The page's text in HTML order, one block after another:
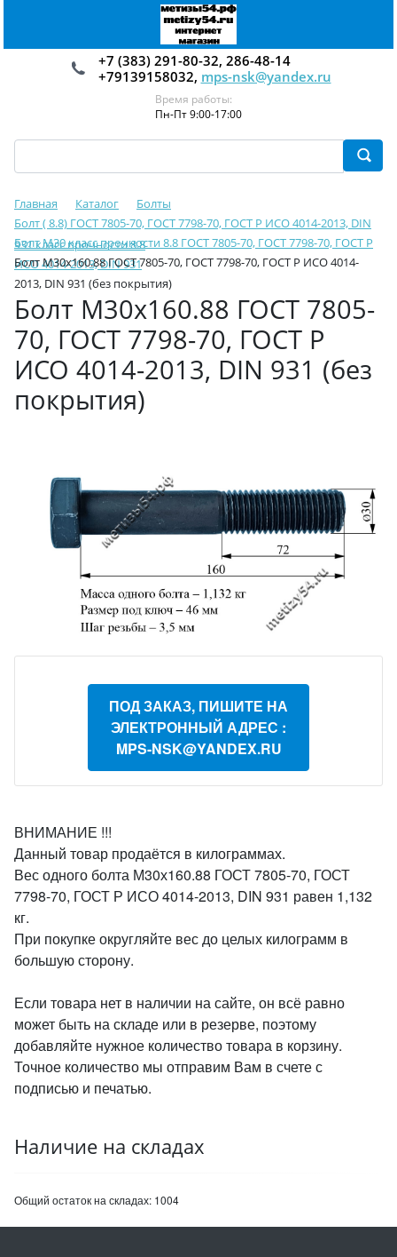
+7 (383) 291-80-32, 286-48-14
+79139158032, mps-nsk@yandex.ru
Время работы:
Пн-Пт 9:00-17:00
Главная Каталог
Болты
Болт ( 8.8) ГОСТ 7805-70, ГОСТ 7798-70, ГОСТ Р ИСО 4014-2013, DIN
931 класс прочности 8.8
Болт М30 класс прочности 8.8 ГОСТ 7805-70, ГОСТ 7798-70, ГОСТ Р
ИСО 4014-2013, DIN 931
Болт М30х160.88 ГОСТ 7805-70, ГОСТ 7798-70, ГОСТ Р ИСО 4014-
2013, DIN 931 (без покрытия)
Болт М30х160.88 ГОСТ 7805-
70, ГОСТ 7798-70, ГОСТ Р
ИСО 4014-2013, DIN 931 (без
покрытия)
ПОД ЗАКАЗ, ПИШИТЕ НА
ЭЛЕКТРОННЫЙ АДРЕС :
MPS-NSK@YANDEX.RU
ВНИМАНИЕ !!!
Данный товар продаётся в килограммах.
Вес одного болта М30х160.88 ГОСТ 7805-70, ГОСТ
7798-70, ГОСТ Р ИСО 4014-2013, DIN 931 равен 1,132
кг.
При покупке округляйте вес до целых килограмм в
большую сторону.
Если товара нет в наличии на сайте, он всё равно
может быть на складе или в резерве, поэтому
добавляйте нужное количество товара в корзину.
Точное количество мы отправим Вам в счете с
подписью и печатью.
Наличие на складах
Общий остаток на складах: 1004